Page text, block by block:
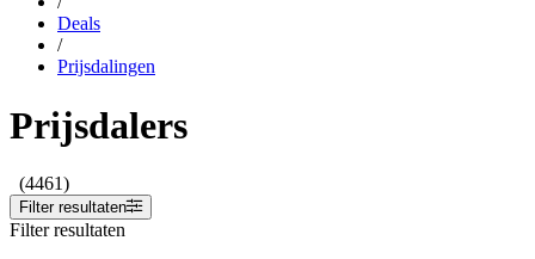
Deals
/
Prijsdalingen
Prijsdalers
(4461)
Filter resultaten
Filter resultaten